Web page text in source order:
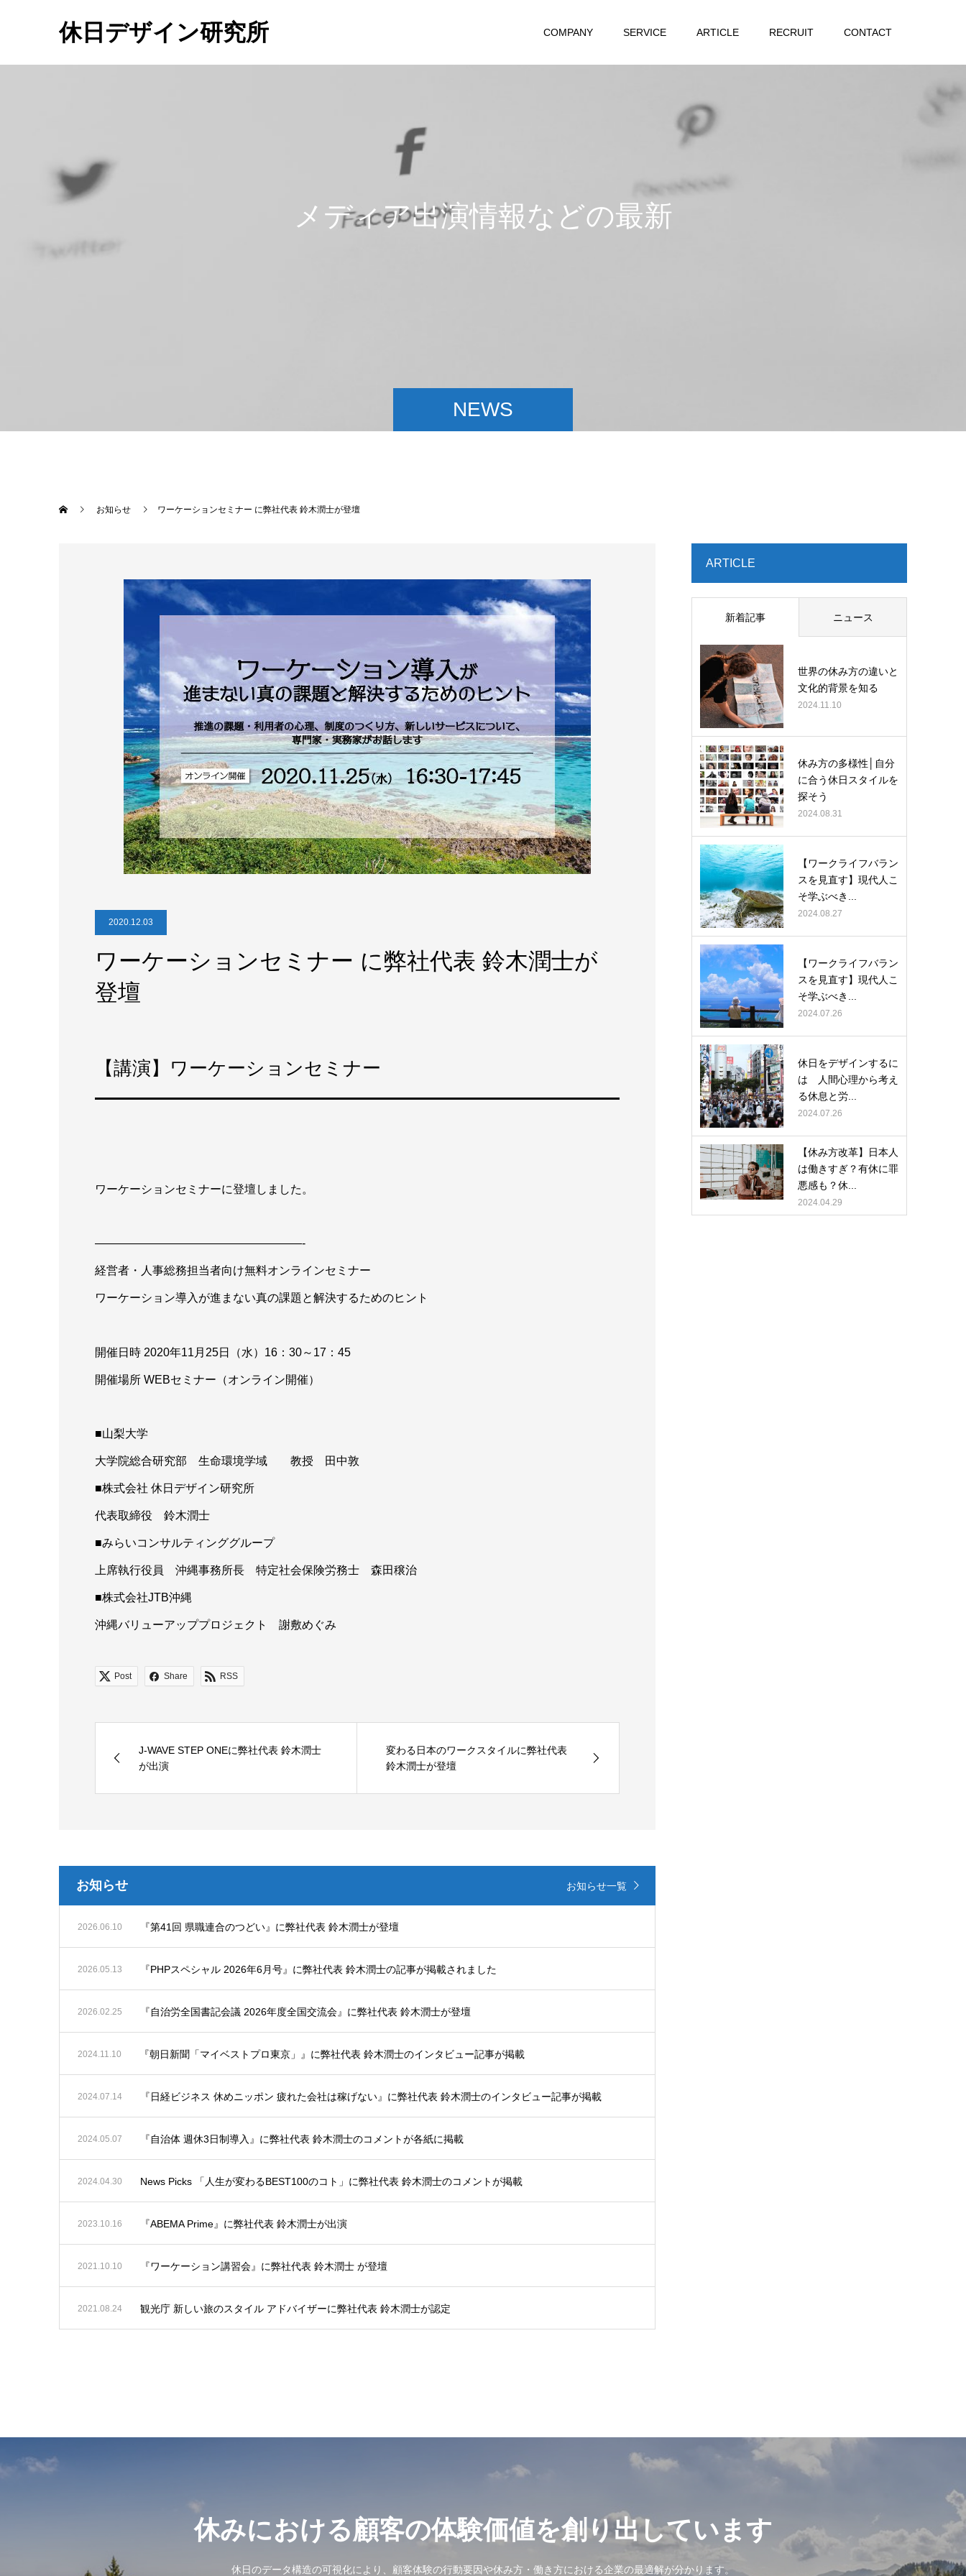
休日デザイン研究所 COMPANY SERVICE ARTICLE RECRUIT CONTACT
NEWS
デ ィア出演情報など の最新情
お知らせ ワーケーションセミナー に弊社代表 鈴木潤士が登壇
2020.12.03
ワーケーションセミナー に弊社代表 鈴木潤士が
登壇
【講演】ワーケーションセミナー
ワーケーションセミナーに登壇しました。
——————————————————-
経営者・人事総務担当者向け無料オンラインセミナー
ワーケーション導入が進まない真の課題と解決するためのヒント
開催日時 2020年11月25日（水）16：30～17：45
開催場所 WEBセミナー（オンライン開催）
■山梨大学
大学院総合研究部 生命環境学域 教授 田中敦
■株式会社 休日デザイン研究所
代表取締役 鈴木潤士
■みらいコンサルティンググループ
上席執行役員 沖縄事務所長 特定社会保険労務士 森田穣治
■株式会社JTB沖縄
沖縄バリューアッププロジェクト 謝敷めぐみ
Post Share RSS
J-WAVE STEP ONEに弊社代表 鈴木潤士
が出演
変わる日本のワークスタイルに弊社代表
鈴木潤士が登壇
お知らせ お知らせ一覧
2026.06.10 『第41回 県職連合のつどい』に弊社代表 鈴木潤士が登壇
2026.05.13 『PHPスペシャル 2026年6月号』に弊社代表 鈴木潤士の記事が掲載されました
2026.02.25 『自治労全国書記会議 2026年度全国交流会』に弊社代表 鈴木潤士が登壇
2024.11.10 『朝日新聞「マイベストプロ東京」』に弊社代表 鈴木潤士のインタビュー記事が掲載
2024.07.14 『日経ビジネス 休めニッポン 疲れた会社は稼げない』に弊社代表 鈴木潤士のインタビュー記事が掲載
2024.05.07 『自治体 週休3日制導入』に弊社代表 鈴木潤士のコメントが各紙に掲載
2024.04.30 News Picks 「人生が変わるBEST100のコト」に弊社代表 鈴木潤士のコメントが掲載
2023.10.16 『ABEMA Prime』に弊社代表 鈴木潤士が出演
2021.10.10 『ワーケーション講習会』に弊社代表 鈴木潤士 が登壇
2021.08.24 観光庁 新しい旅のスタイル アドバイザーに弊社代表 鈴木潤士が認定
ARTICLE
新着記事 ニュース
世界の休み方の違いと
文化的背景を知る
2024.11.10
休み方の多様性│自分
に合う休日スタイルを
探そう
2024.08.31
【ワークライフバラン
スを見直す】現代人こ
そ学ぶべき...
2024.08.27
【ワークライフバラン
スを見直す】現代人こ
そ学ぶべき...
2024.07.26
休日をデザインするに
は 人間心理から考え
る休息と労...
2024.07.26
【休み方改革】日本人
は働きすぎ？有休に罪
悪感も？休...
2024.04.29
休みにおける顧客の体験価値を創り出しています
休日のデータ構造の可視化により、顧客体験の行動要因や休み方・働き方における企業の最適解が分かります。